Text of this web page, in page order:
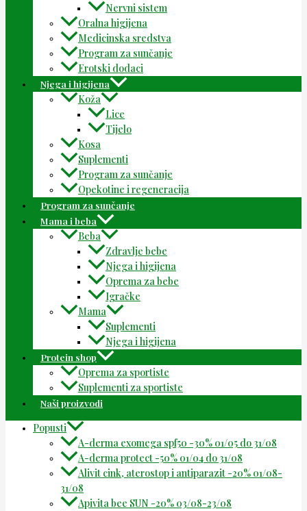
Nervni sistem
Oralna higijena
Medicinska sredstva
Program za sunčanje
Erotski dodaci
Njega i higijena
Koža
Lice
Tijelo
Kosa
Suplementi
Program za sunčanje
Opekotine i regeneracija
Program za sunčanje
Mama i beba
Beba
Zdravlje bebe
Njega i higijena
Oprema za bebe
Igračke
Mama
Suplementi
Njega i higijena
Protein shop
Oprema za sportiste
Suplementi za sportiste
Naši proizvodi
Popusti
A-derma exomega spf50 -30% 01/05 do 31/08
A-derma protect -50% 01/04 do 31/08
Alivit cink, aterostop i antiparazit -20% 01/08-
31/08
Apivita bee SUN -20% 03/08-23/08